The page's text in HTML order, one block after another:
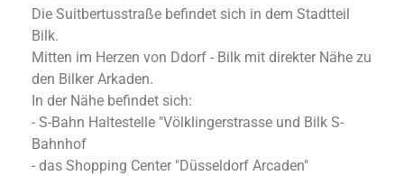
Die Suitbertusstraße befindet sich in dem Stadtteil
Bilk.
Mitten im Herzen von Ddorf - Bilk mit direkter Nähe zu
den Bilker Arkaden.
In der Nähe befindet sich:
- S-Bahn Haltestelle "Völklingerstrasse und Bilk S-
Bahnhof
- das Shopping Center "Düsseldorf Arcaden"